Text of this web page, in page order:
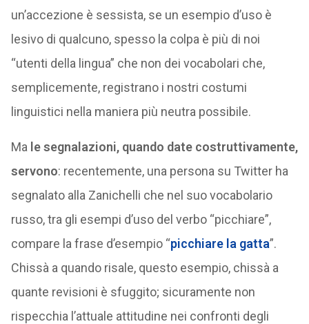
un’accezione è sessista, se un esempio d’uso è
lesivo di qualcuno, spesso la colpa è più di noi
“utenti della lingua” che non dei vocabolari che,
semplicemente, registrano i nostri costumi
linguistici nella maniera più neutra possibile.
Ma le segnalazioni, quando date costruttivamente,
servono: recentemente, una persona su Twitter ha
segnalato alla Zanichelli che nel suo vocabolario
russo, tra gli esempi d’uso del verbo “picchiare”,
compare la frase d’esempio “picchiare la gatta”.
Chissà a quando risale, questo esempio, chissà a
quante revisioni è sfuggito; sicuramente non
rispecchia l’attuale attitudine nei confronti degli